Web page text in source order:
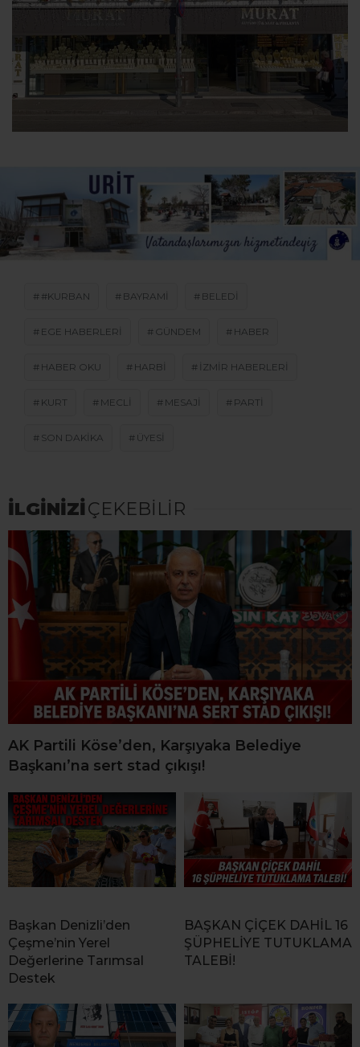
#KURBAN BAYRAMI BELEDI
EGE HABERLERI GÜNDEM HABER
HABER OKU HARBI IZMIR HABERLERI
KURT MECLI MESAJI PARTI
SON DAKİKA ÜYESI
İLGİNİZİÇEKEBİLİR
AK Partili Köse’den, Karşıyaka Belediye
Başkanı’na sert stad çıkışı!
Başkan Denizli’den
Çeşme’nin Yerel
Değerlerine Tarımsal
Destek
BAŞKAN ÇİÇEK DAHİL 16
ŞÜPHELİYE TUTUKLAMA
TALEBİ!